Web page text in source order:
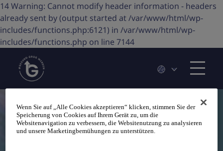
14 Warning: Cannot modify header information - headers
already sent by (output started at /var/www/html/wp-
includes/functions.php:6121) in /var/www/html/wp-
includes/functions.php on line 7144
Was sind
Wenn Sie auf „Alle Cookies akzeptieren“ klicken, stimmen Sie der
Speicherung von Cookies auf Ihrem Gerät zu, um die
Websitenavigation zu verbessern, die Websitenutzung zu analysieren
und unsere Marketingbemühungen zu unterstützen.